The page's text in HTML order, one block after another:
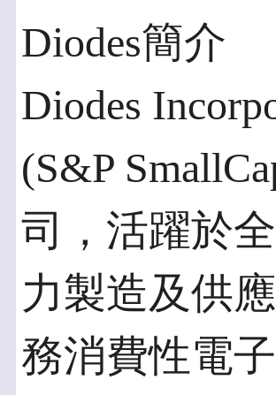
Diodes簡介
Diodes
(S&P
司，活躍於
力製造及供
務消費性電